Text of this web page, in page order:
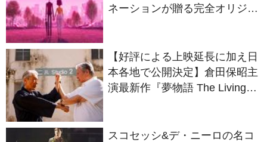
ネーションが贈る完全オリジナ
【好評による上映延長に加え日
本各地で公開決定】倉田保昭主
演最新作『夢物語 The Living
スコセッシ&デ・ニーロの名コ